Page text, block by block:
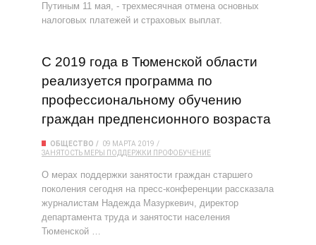
Путиным 11 мая, - трехмесячная отмена основных
налоговых платежей и страховых выплат.
С 2019 года в Тюменской области
реализуется программа по
профессиональному обучению
граждан предпенсионного возраста
ОБЩЕСТВО
09 МАРТА 2019
ЗАНЯТОСТЬ МЕРЫ ПОДДЕРЖКИ ПРОФОБУЧЕНИЕ
О мерах поддержки занятости граждан старшего
поколения сегодня на пресс-конференции рассказала
журналистам Надежда Мазуркевич, директор
департамента труда и занятости населения
Тюменской …